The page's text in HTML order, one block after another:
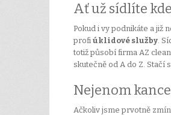
Ať už sídlíte
Pokud i vy podnikáte a již
profi úklidové služby.
totiž působí firma AZ
skutečně od A do Z. Stačí
Nejenom
Ačkoliv jsme prvotně